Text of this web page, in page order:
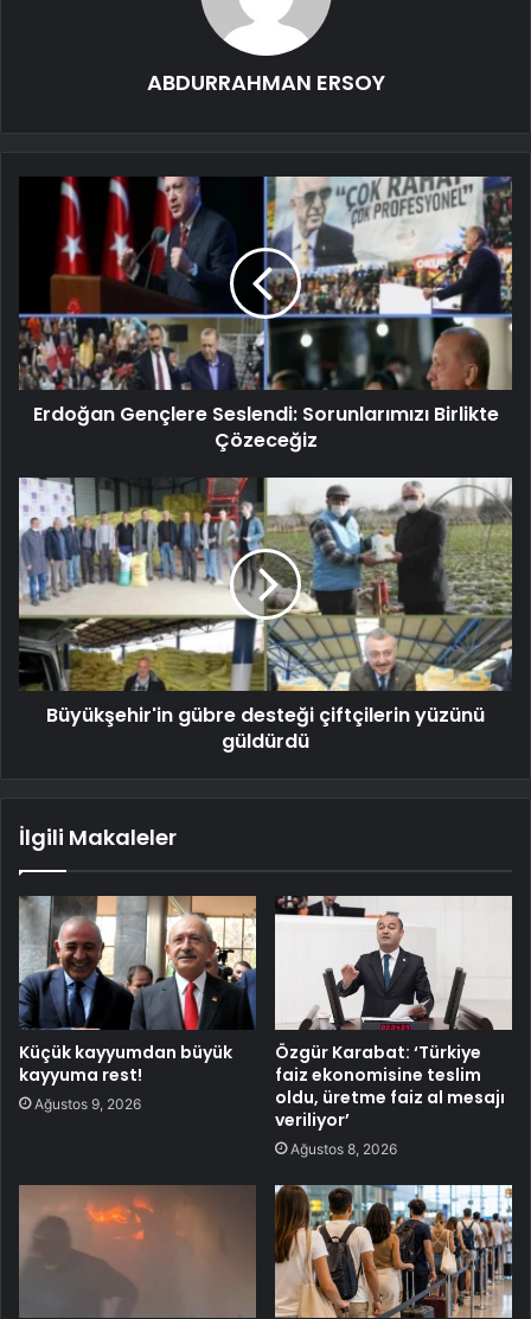
ABDURRAHMAN ERSOY
Erdoğan Gençlere Seslendi: Sorunlarımızı Birlikte
Çözeceğiz
Büyükşehir'in gübre desteği çiftçilerin yüzünü
güldürdü
İlgili Makaleler
Küçük kayyumdan büyük
kayyuma rest!
Ağustos 9, 2026
Özgür Karabat: ‘Türkiye
faiz ekonomisine teslim
oldu, üretme faiz al mesajı
veriliyor’
Ağustos 8, 2026